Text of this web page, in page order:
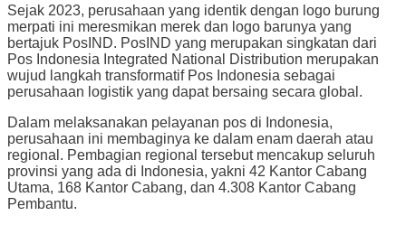
Sejak 2023, perusahaan yang identik dengan logo burung
merpati ini meresmikan merek dan logo barunya yang
bertajuk PosIND. PosIND yang merupakan singkatan dari
Pos Indonesia Integrated National Distribution merupakan
wujud langkah transformatif Pos Indonesia sebagai
perusahaan logistik yang dapat bersaing secara global.
Dalam melaksanakan pelayanan pos di Indonesia,
perusahaan ini membaginya ke dalam enam daerah atau
regional. Pembagian regional tersebut mencakup seluruh
provinsi yang ada di Indonesia, yakni 42 Kantor Cabang
Utama, 168 Kantor Cabang, dan 4.308 Kantor Cabang
Pembantu.